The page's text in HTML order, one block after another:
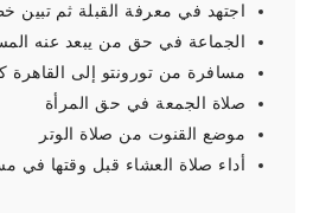
اجتهد في معرفة القبلة ثم تبين
الجماعة في حق من يبعد عنه
مسافرة من تورونتو إلى القاهرة
صلاة الجمعة في حق المرأة
موضع القنوت من صلاة الوتر
أداء صلاة العشاء قبل وقتها